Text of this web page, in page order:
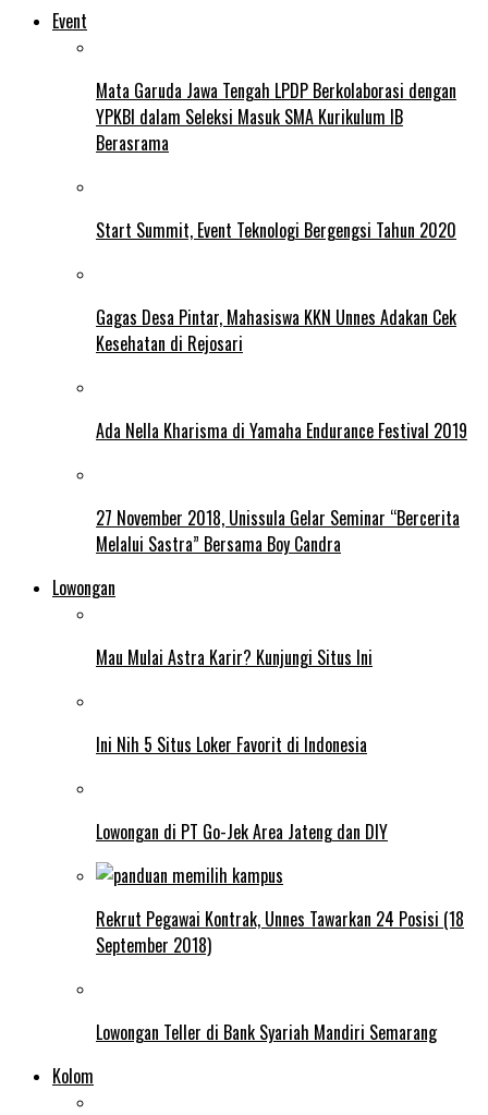
Event
Mata Garuda Jawa Tengah LPDP Berkolaborasi dengan
YPKBI dalam Seleksi Masuk SMA Kurikulum IB
Berasrama
Start Summit, Event Teknologi Bergengsi Tahun 2020
Gagas Desa Pintar, Mahasiswa KKN Unnes Adakan Cek
Kesehatan di Rejosari
Ada Nella Kharisma di Yamaha Endurance Festival 2019
27 November 2018, Unissula Gelar Seminar “Bercerita
Melalui Sastra” Bersama Boy Candra
Lowongan
Mau Mulai Astra Karir? Kunjungi Situs Ini
Ini Nih 5 Situs Loker Favorit di Indonesia
Lowongan di PT Go-Jek Area Jateng dan DIY
Rekrut Pegawai Kontrak, Unnes Tawarkan 24 Posisi (18
September 2018)
Lowongan Teller di Bank Syariah Mandiri Semarang
Kolom